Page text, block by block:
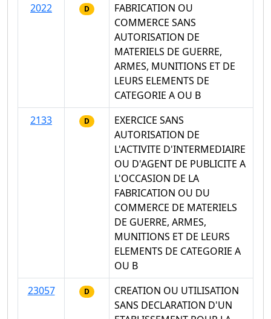
2022
D
FABRICATION OU
COMMERCE SANS
AUTORISATION DE
MATERIELS DE GUERRE,
ARMES, MUNITIONS ET DE
LEURS ELEMENTS DE
CATEGORIE A OU B
2133
D
EXERCICE SANS
AUTORISATION DE
L'ACTIVITE D'INTERMEDIAIRE
OU D'AGENT DE PUBLICITE A
L'OCCASION DE LA
FABRICATION OU DU
COMMERCE DE MATERIELS
DE GUERRE, ARMES,
MUNITIONS ET DE LEURS
ELEMENTS DE CATEGORIE A
OU B
23057
D
CREATION OU UTILISATION
SANS DECLARATION D'UN